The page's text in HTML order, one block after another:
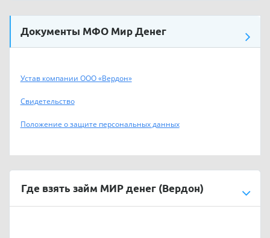
Документы МФО Мир Денег
Устав компании ООО «Вердон»
Свидетельство
Положение о защите персональных данных
Где взять займ МИР денег (Вердон)